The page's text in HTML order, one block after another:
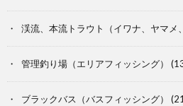
渓流、本流トラウト（イワナ、ヤマメ
管理釣り場（エリアフィッシング）
ブラックバス（バスフィッシング）